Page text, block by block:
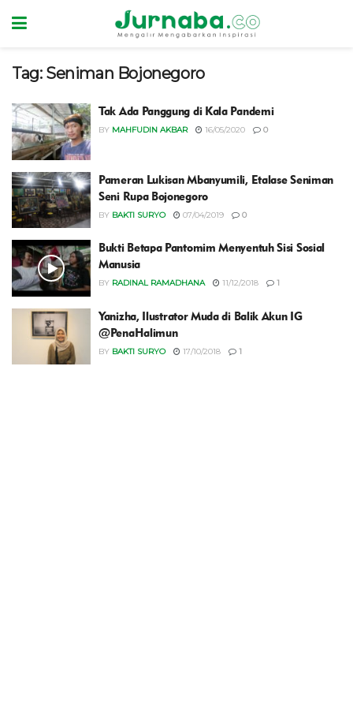
Tag: Seniman Bojonegoro
Tak Ada Panggung di Kala Pandemi
BY MAHFUDIN AKBAR 16/05/2020 0
Pameran Lukisan Mbanyumili, Etalase Seniman
Seni Rupa Bojonegoro
BY BAKTI SURYO 07/04/2019 0
Bukti Betapa Pantomim Menyentuh Sisi Sosial
Manusia
BY RADINAL RAMADHANA 11/12/2018 1
Yanizha, Ilustrator Muda di Balik Akun IG
@PenaHalimun
BY BAKTI SURYO 17/10/2018 1